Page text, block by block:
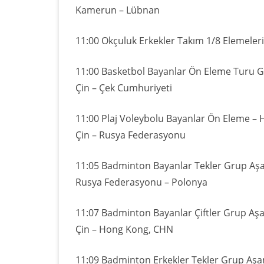
Kamerun – Lübnan
11:00 Okçuluk Erkekler Takım 1/8
11:00 Basketbol Bayanlar Ön Eleme Turu
Çin – Çek Cumhuriyeti
11:00 Plaj Voleybolu Bayanlar Ön Eleme –
Çin – Rusya Federasyonu
11:05 Badminton Bayanlar Tekler Grup
Rusya Federasyonu – Polonya
11:07 Badminton Bayanlar Çiftler Grup
Çin – Hong Kong, CHN
11:09 Badminton Erkekler Tekler Grup